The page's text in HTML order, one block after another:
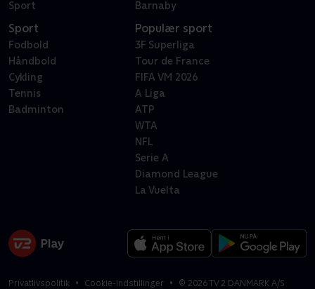
Sport
Barnaby
Sport
Fodbold
Håndbold
Cykling
Tennis
Badminton
Populær sport
3F Superliga
Tour de France
FIFA VM 2026
A Liga
ATP
WTA
NFL
Serie A
Diamond League
La Vuelta
Privatlivspolitik Cookie-indstillinger © 2026TV 2 DANMARK A/S